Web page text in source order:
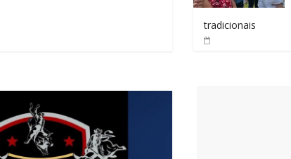
tradicionais